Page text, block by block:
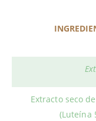
Extracto seco
(Luteína